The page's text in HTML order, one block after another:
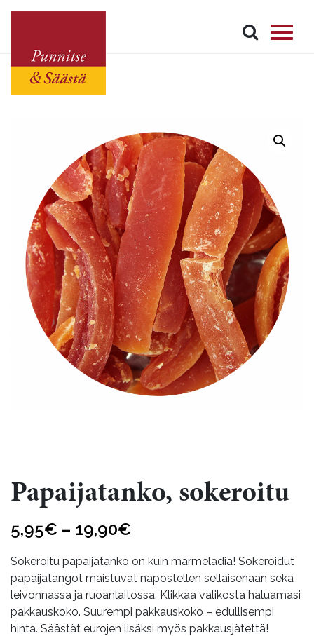
Papaijatanko, sokeroitu
5,95€ – 19,90€
5,95€
-
19,90€
Sokeroitu papaijatanko on kuin marmeladia! Sokeroidut
papaijatangot maistuvat napostellen sellaisenaan sekä
leivonnassa ja ruoanlaitossa. Klikkaa valikosta haluamasi
pakkauskoko. Suurempi pakkauskoko – edullisempi
hinta. Säästät eurojen lisäksi myös pakkausjätettä!